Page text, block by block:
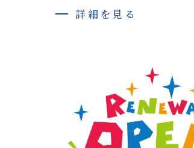
詳細を見る